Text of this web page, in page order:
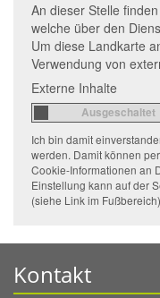
An dieser Stelle
welche über den
Um diese Landkarte
Verwendung von
Externe Inhalte
Ich bin damit
werden. Damit können
Cookie-Informationen an
Einstellung kann auf der
(siehe Link im
Kontakt